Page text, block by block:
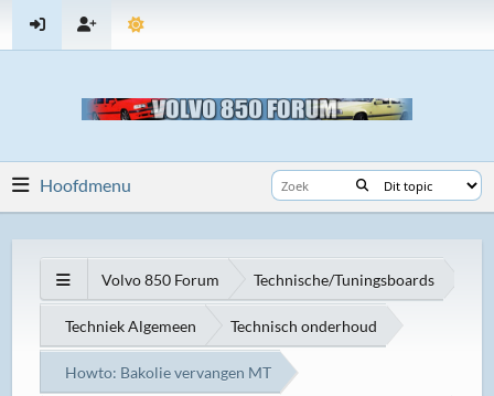
Hoofdmenu
Volvo 850 Forum Technische/Tuningsboards
Techniek Algemeen Technisch onderhoud
Howto: Bakolie vervangen MT